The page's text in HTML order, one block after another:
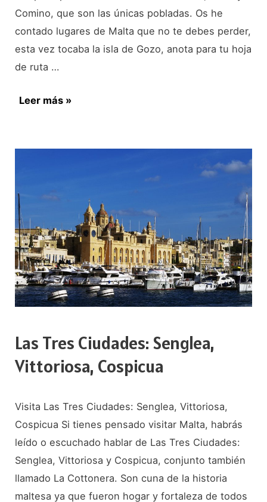
Comino, que son las únicas pobladas. Os he
contado lugares de Malta que no te debes perder,
esta vez tocaba la isla de Gozo, anota para tu hoja
de ruta …
Visita
Leer más »
Las Tres Ciudades: Senglea,
Vittoriosa, Cospicua
Visita Las Tres Ciudades: Senglea, Vittoriosa,
Cospicua Si tienes pensado visitar Malta, habrás
leído o escuchado hablar de Las Tres Ciudades:
Senglea, Vittoriosa y Cospicua, conjunto también
llamado La Cottonera. Son cuna de la historia
maltesa ya que fueron hogar y fortaleza de todos